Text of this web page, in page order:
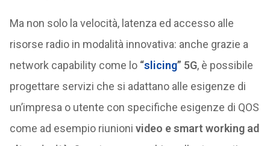
Ma non solo la velocità, latenza ed accesso alle
risorse radio in modalità innovativa: anche grazie a
network capability come lo“slicing” 5G, è possibile
progettare servizi che si adattano alle esigenze di
un’impresa o utente con specifiche esigenze di QOS
come ad esempio riunioni video e smart working ad